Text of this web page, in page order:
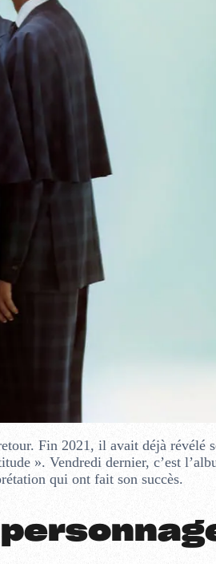
Fin 2021, il avait déjà révélé
». Vendredi dernier, c’est
qui ont fait son succès.